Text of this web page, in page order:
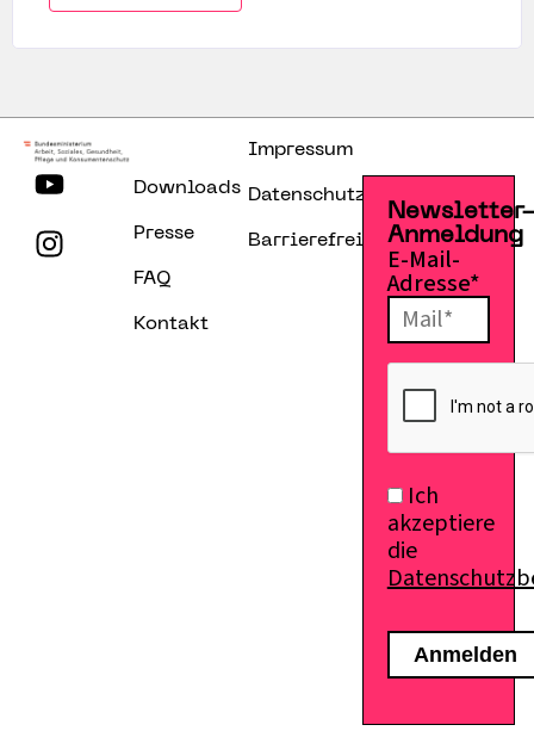
Downloads
Presse
FAQ
Kontakt
Impressum
Datenschutzerklärung
Barrierefreiheitserklärung
Anmeldung
E-Mail-
Adresse*
Ich
akzeptiere
die